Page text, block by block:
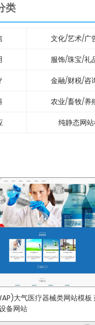
类
文化/艺术/广
服饰/珠宝/礼
金融/财税/咨
农业/畜牧/养
纯静态网
大气医疗器械类网站模板
备网站